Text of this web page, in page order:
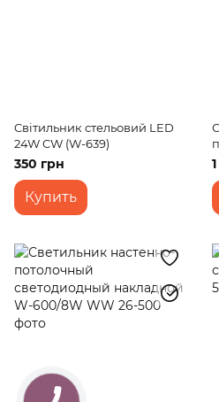
Cвітильник стельовий LED
24W CW (W-639)
350 грн
Купить